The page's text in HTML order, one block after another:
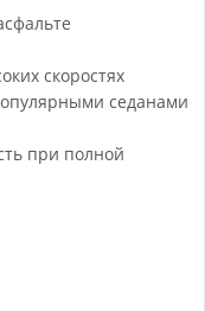
скоростях
седанами
при полной